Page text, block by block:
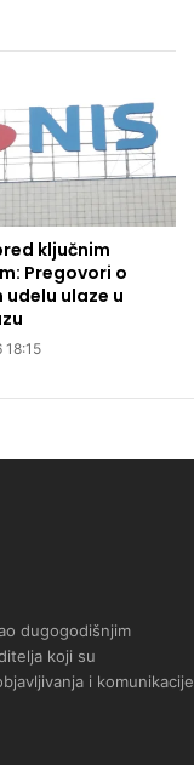
ključnim
Pregovori o
udelu ulaze u
18:15
dugogodišnjim
koji su
i komunikacije